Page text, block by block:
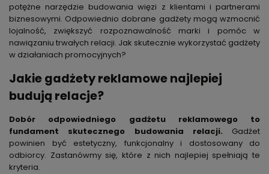
potężne narzędzie budowania więzi z klientami i partnerami
biznesowymi. Odpowiednio dobrane gadżety mogą wzmocnić
lojalność, zwiększyć rozpoznawalność marki i pomóc w
nawiązaniu trwałych relacji. Jak skutecznie wykorzystać gadżety
w działaniach promocyjnych?
Jakie gadżety reklamowe najlepiej
budują relacje?
Dobór odpowiedniego gadżetu reklamowego to
fundament skutecznego budowania relacji. Gadżet
powinien być estetyczny, funkcjonalny i dostosowany do
odbiorcy. Zastanówmy się, które z nich najlepiej spełniają te
kryteria.